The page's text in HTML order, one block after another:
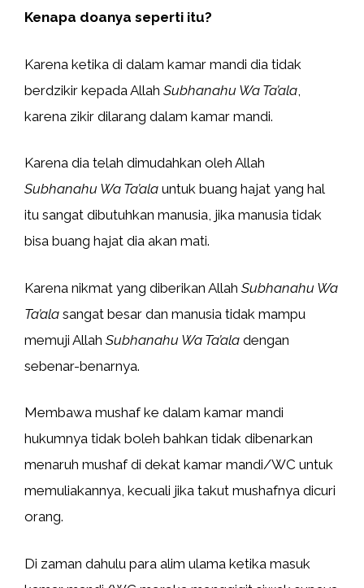
Kenapa doanya seperti itu?
Karena ketika di dalam kamar mandi dia tidak
berdzikir kepada Allah Subhanahu Wa Ta’ala
karena zikir dilarang dalam kamar mandi.
Karena dia telah dimudahkan oleh Allah
Subhanahu Wa Ta’ala untuk buang hajat yang hal
itu sangat dibutuhkan manusia, jika manusia tidak
bisa buang hajat dia akan mati.
Karena nikmat yang diberikan Allah Subhanahu Wa
Ta’ala sangat besar dan manusia tidak mampu
memuji Allah Subhanahu Wa Ta’ala dengan
sebenar-benarnya.
Membawa mushaf ke dalam kamar mandi
hukumnya tidak boleh bahkan tidak dibenarkan
menaruh mushaf di dekat kamar mandi/WC untuk
memuliakannya, kecuali jika takut mushafnya dicuri
orang.
Di zaman dahulu para alim ulama ketika masuk